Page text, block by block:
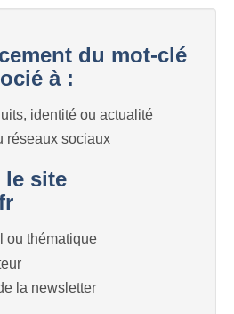
du mot-clé
à :
identité ou actualité
réseaux sociaux
le site
ou thématique
la newsletter